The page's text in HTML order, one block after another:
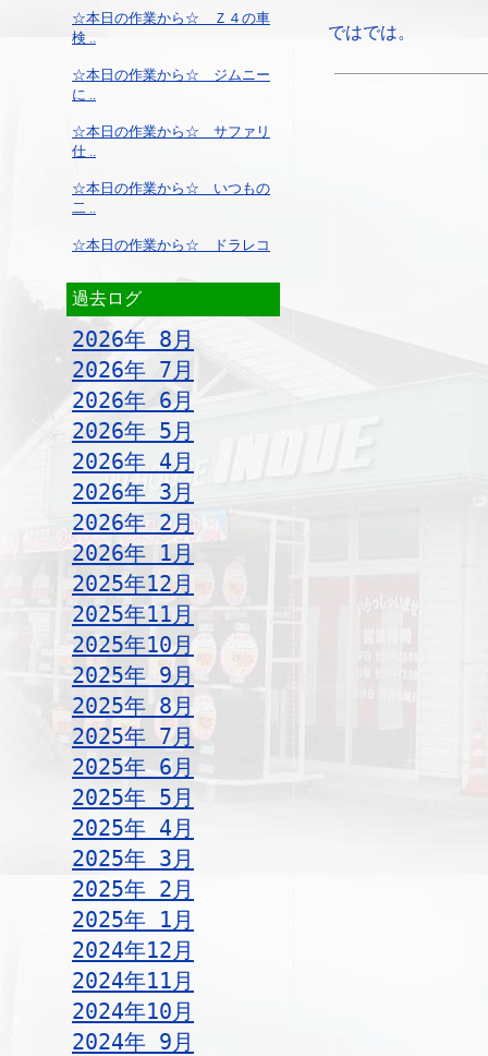
☆本日の作業から☆ Ｚ４の車
検 ..
☆本日の作業から☆ ジムニー
に ..
☆本日の作業から☆ サファリ
仕 ..
☆本日の作業から☆ いつもの
二 ..
☆本日の作業から☆ ドラレコ
過去ログ
2026年 8月
2026年 7月
2026年 6月
2026年 5月
2026年 4月
2026年 3月
2026年 2月
2026年 1月
2025年12月
2025年11月
2025年10月
2025年 9月
2025年 8月
2025年 7月
2025年 6月
2025年 5月
2025年 4月
2025年 3月
2025年 2月
2025年 1月
2024年12月
2024年11月
2024年10月
2024年 9月
ではでは。